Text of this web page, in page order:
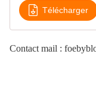
Télécharger
Contact mail :